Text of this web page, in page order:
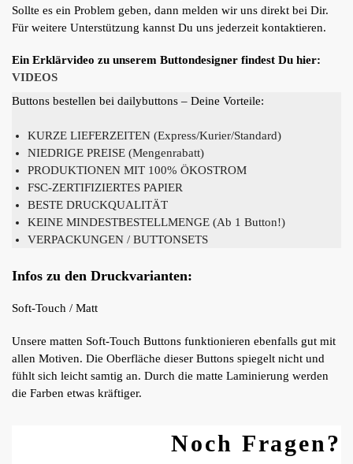
Sollte es ein Problem geben, dann melden wir uns direkt bei Dir.
Für weitere Unterstützung kannst Du uns jederzeit kontaktieren.
Ein Erklärvideo zu unserem Buttondesigner findest Du hier:
VIDEOS
Buttons bestellen bei dailybuttons – Deine Vorteile:
KURZE LIEFERZEITEN (Express/Kurier/Standard)
NIEDRIGE PREISE (Mengenrabatt)
PRODUKTIONEN MIT 100% ÖKOSTROM
FSC-ZERTIFIZIERTES PAPIER
BESTE DRUCKQUALITÄT
KEINE MINDESTBESTELLMENGE (Ab 1 Button!)
VERPACKUNGEN / BUTTONSETS
Infos zu den Druckvarianten:
Soft-Touch / Matt
Unsere matten Soft-Touch Buttons funktionieren ebenfalls gut mit
allen Motiven. Die Oberfläche dieser Buttons spiegelt nicht und
fühlt sich leicht samtig an. Durch die matte Laminierung werden
die Farben etwas kräftiger.
Noch Fragen?